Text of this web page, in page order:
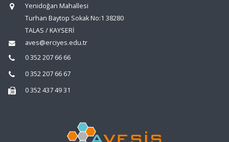
Yenidoğan Mahallesi
Turhan Baytop Sokak No:1 38280
TALAS / KAYSERİ
aves@erciyes.edu.tr
0 352 207 66 66
0 352 207 66 67
0 352 437 49 31